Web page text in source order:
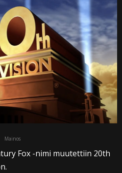
Mainos
Fox -nimi muutettiin 20th